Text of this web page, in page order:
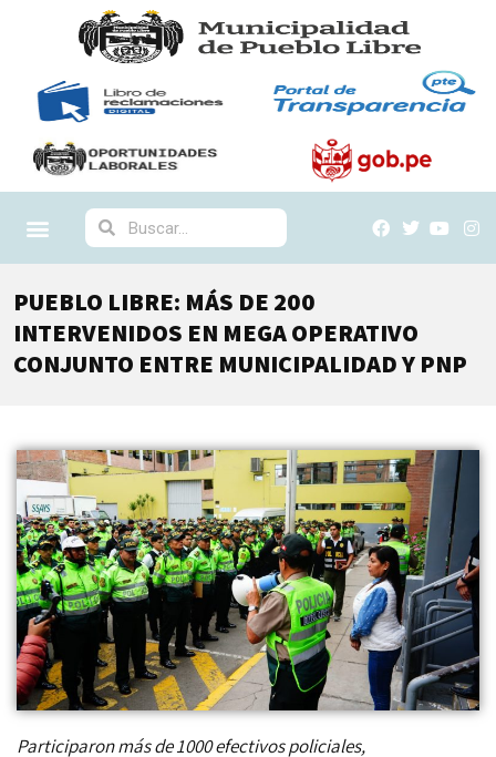
PUEBLO LIBRE: MÁS DE 200
INTERVENIDOS EN MEGA OPERATIVO
CONJUNTO ENTRE MUNICIPALIDAD Y PNP
Participaron más de 1000 efectivos policiales,